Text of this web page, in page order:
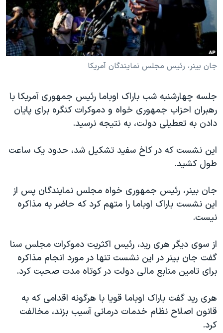
فرهنگ و زندگی
حقوق شهروندی
اقتصادی
علم و فناوری
گالری عکس
آرشیو پخش زنده
مستندها
انتخابات ریاست جمهوری آمریکا ۲۰۲۴
حمله جمهوری اسلامی به اسرائیل
رمز مهسا
اعتراضات زن، زندگی، آزادی
مجموعه مستندهای دادخواهی
دادگاه حمید نوری
چهل سال گروگان‌گیری
قانون شفافیت دارائی کادر رهبری ایران
اعتراضات مردمی آبان ۹۸
نرگس محمدی برنده جایزه نوبل صلح
همایش محافظه‌کاران آمریکا «سی‌پک»
صفحه‌های ویژه
سفر پرزیدنت ترامپ به چین
دنبال کنید
جان بینر، رئیس مجلس نمایندگان آمریکا
جلسه چهارشنبه شب باراک اوباما رئیس جمهوری آمریکا با
رهبران احزاب جمهوری خواه و دموکرات کنگره برای پایان
دادن به تعطیلی دولت، به نتیجه نرسید.
این نشست که در کاخ سفید تشکیل شد، حدود یک ساعت
طول کشید.
جان بینر، رئیس جمهوری خواه مجلس نمایندگان پس از
این نشست باراک اوباما را متهم کرد که حاضر به مذاکره
نیست.
از سوی دیگر هری رید، رئیس اکثریت دموکرات مجلس سنا
گفت جان بینر در این نشست تنها در مورد انجام مذاکره
برای تامین منابع مالی دولت در کوتاه مدت صحبت کرد.
هری رید گفت باراک اوباما قویا با هرگونه اقدامی که به
قانون اصلاح نظام خدمات درمانی آسیب بزند، مخالفت
کرد.